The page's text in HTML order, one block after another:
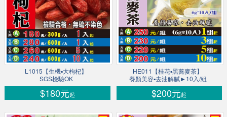
L1015【生機▪大枸杞】
SGS檢驗OK
$180元起
HE011【桂花▪黑蕎麥茶】
養顏美容▪去油解膩►10入/組
$200元起